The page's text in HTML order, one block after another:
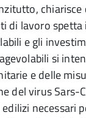
di lavoro
e gli
si
e delle
del virus Sars-
necessari